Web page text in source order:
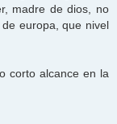
madre de dios, no
europa, que nivel
corto alcance en la